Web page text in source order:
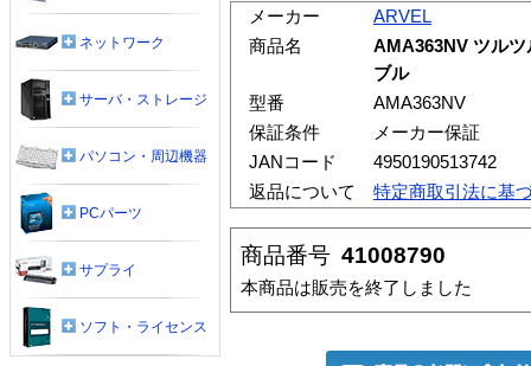
メーカー
ARVEL
商品名
AMA363NV ツル
ブル
型番
AMA363NV
保証条件
メーカー保証
JANコード
4950190513742
返品について
特定商取引法に基
商品番号 41008790
本商品は販売を終了しました
ネットワーク
サーバ・ストレージ
パソコン・周辺機器
PCパーツ
サプライ
ソフト・ライセンス